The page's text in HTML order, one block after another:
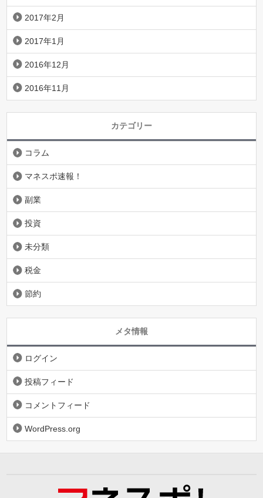
2017年2月
2017年1月
2016年12月
2016年11月
カテゴリー
コラム
マネスポ速報！
副業
投資
未分類
税金
節約
メタ情報
ログイン
投稿フィード
コメントフィード
WordPress.org